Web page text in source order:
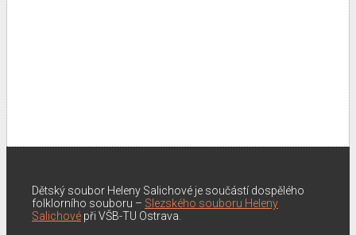
Dětský soubor Heleny Salichové je součástí dospělého
folklorního souboru – Slezského souboru Heleny
Salichové při VŠB-TU Ostrava.